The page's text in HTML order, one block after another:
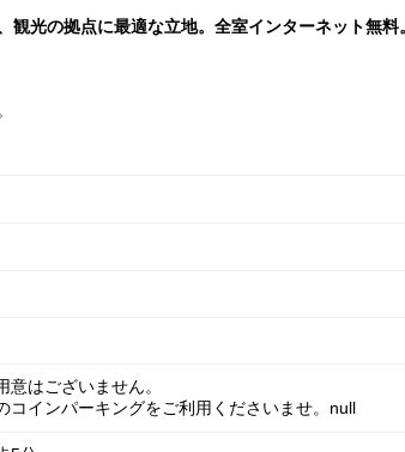
光の拠点に最適な立地。全室インターネット無
はございません。
コインパーキングをご利用くださいませ。null